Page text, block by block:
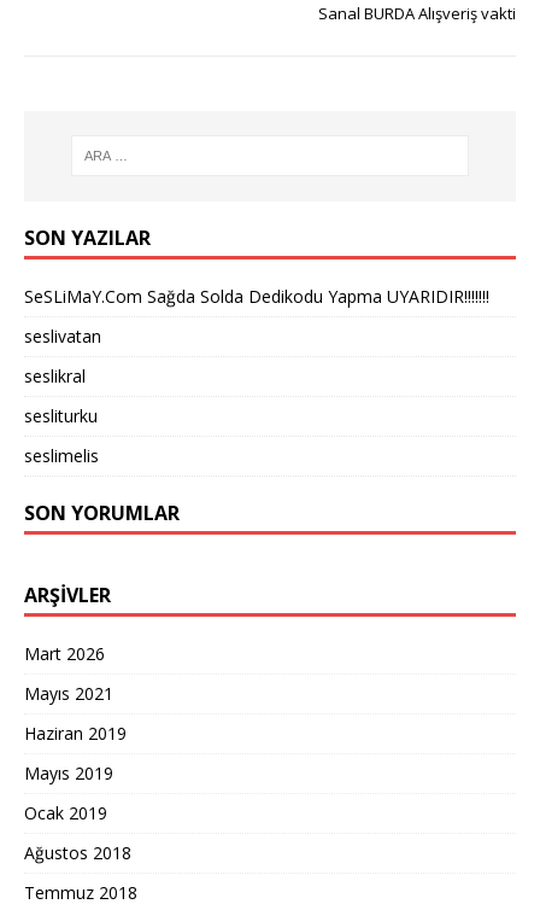
Sanal BURDA Alışveriş vakti
SON YAZILAR
SeSLiMaY.Com Sağda Solda Dedikodu Yapma UYARIDIR!!!!!!!
seslivatan
seslikral
sesliturku
seslimelis
SON YORUMLAR
ARŞIVLER
Mart 2026
Mayıs 2021
Haziran 2019
Mayıs 2019
Ocak 2019
Ağustos 2018
Temmuz 2018